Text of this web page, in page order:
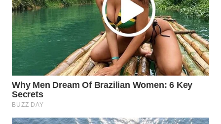
WN
PRIANGAN
TIMUR
SEMARANG
WN
SOLO